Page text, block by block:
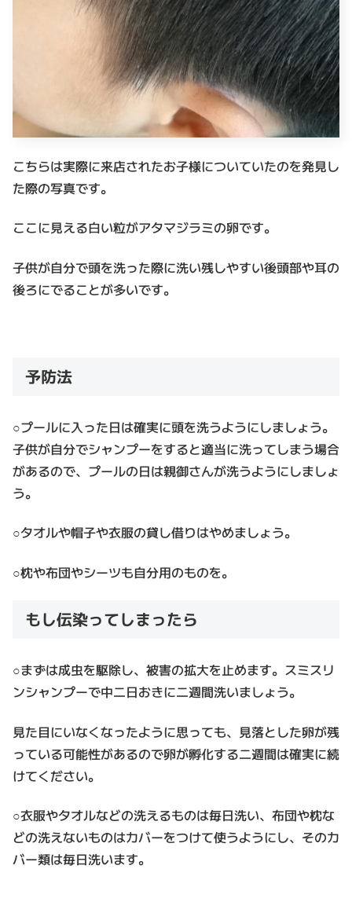
こちらは実際に来店されたお子様についていたのを発見し
た際の写真です。
ここに見える白い粒がアタマジラミの卵です。
子供が自分で頭を洗った際に洗い残しやすい後頭部や耳の
後ろにでることが多いです。
予防法
○プールに入った日は確実に頭を洗うようにしましょう。
子供が自分でシャンプーをすると適当に洗ってしまう場合
があるので、プールの日は親御さんが洗うようにしましょ
う。
○タオルや帽子や衣服の貸し借りはやめましょう。
○枕や布団やシーツも自分用のものを。
もし伝染ってしまったら
○まずは成虫を駆除し、被害の拡大を止めます。スミスリ
ンシャンプーで中二日おきに二週間洗いましょう。
見た目にいなくなったように思っても、見落とした卵が残
っている可能性があるので卵が孵化する二週間は確実に続
けてください。
○衣服やタオルなどの洗えるものは毎日洗い、布団や枕な
どの洗えないものはカバーをつけて使うようにし、そのカ
バー類は毎日洗います。